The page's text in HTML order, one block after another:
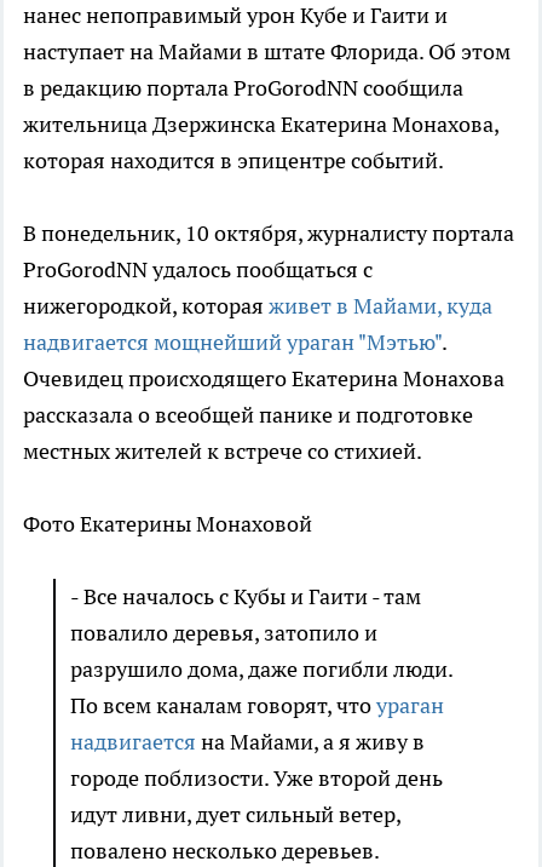
нанес непоправимый урон Кубе и Гаити и
наступает на Майами в штате Флорида. Об этом
в редакцию портала ProGorodNN сообщила
жительница Дзержинска Екатерина Монахова,
которая находится в эпицентре событий.
В понедельник, 10 октября, журналисту портала
ProGorodNN удалось пообщаться с
нижегородкой, которая живет в Майами, куда
надвигается мощнейший ураган "Мэтью".
Очевидец происходящего Екатерина Монахова
рассказала о всеобщей панике и подготовке
местных жителей к встрече со стихией.
Фото Екатерины Монаховой
- Все началось с Кубы и Гаити - там
повалило деревья, затопило и
разрушило дома, даже погибли люди.
По всем каналам говорят, чтоураган
надвигается на Майами, а я живу в
городе поблизости. Уже второй день
идут ливни, дует сильный ветер,
повалено несколько деревьев.